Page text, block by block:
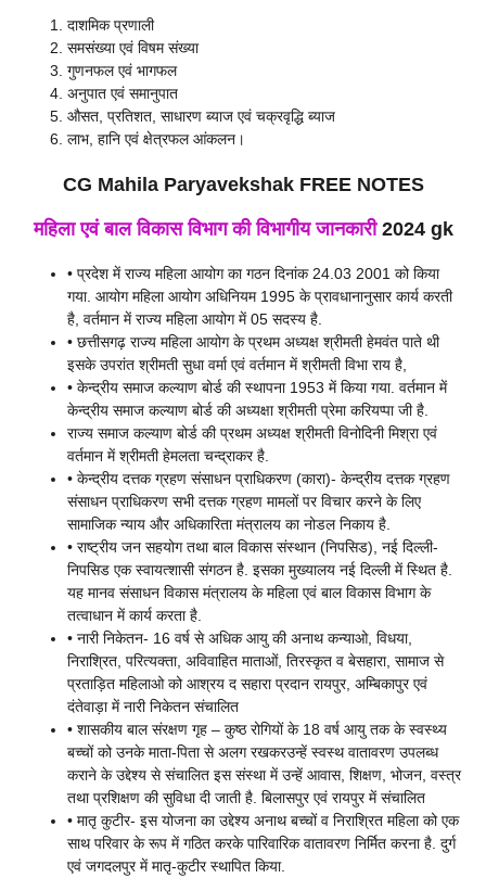
दाशमिक प्रणाली
समसंख्या एवं विषम संख्या
गुणनफल एवं भागफल
अनुपात एवं समानुपात
औसत, प्रतिशत, साधारण ब्याज एवं चक्रवृद्धि ब्याज
लाभ, हानि एवं क्षेत्रफल आंकलन।
CG Mahila Paryavekshak FREE NOTES
महिला एवं बाल विकास विभाग की विभागीय जानकारी2024 gk
• प्रदेश में राज्य महिला आयोग का गठन दिनांक 24.03 2001 को किया
गया. आयोग महिला आयोग अधिनियम 1995 के प्रावधानानुसार कार्य करती
है, वर्तमान में राज्य महिला आयोग में 05 सदस्य है.
• छत्तीसगढ़ राज्य महिला आयोग के प्रथम अध्यक्ष श्रीमती हेमवंत पाते थी
इसके उपरांत श्रीमती सुधा वर्मा एवं वर्तमान में श्रीमती विभा राय है,
• केन्द्रीय समाज कल्याण बोर्ड की स्थापना 1953 में किया गया. वर्तमान में
केन्द्रीय समाज कल्याण बोर्ड की अध्यक्षा श्रीमती प्रेमा करियप्पा जी है.
राज्य समाज कल्याण बोर्ड की प्रथम अध्यक्ष श्रीमती विनोदिनी मिश्रा एवं
वर्तमान में श्रीमती हेमलता चन्द्राकर है.
• केन्द्रीय दत्तक ग्रहण संसाधन प्राधिकरण (कारा)- केन्द्रीय दत्तक ग्रहण
संसाधन प्राधिकरण सभी दत्तक ग्रहण मामलों पर विचार करने के लिए
सामाजिक न्याय और अधिकारिता मंत्रालय का नोडल निकाय है.
• राष्ट्रीय जन सहयोग तथा बाल विकास संस्थान (निपसिड), नई दिल्ली-
निपसिड एक स्वायत्शासी संगठन है. इसका मुख्यालय नई दिल्ली में स्थित है.
यह मानव संसाधन विकास मंत्रालय के महिला एवं बाल विकास विभाग के
तत्वाधान में कार्य करता है.
• नारी निकेतन- 16 वर्ष से अधिक आयु की अनाथ कन्याओ, विधया,
निराश्रित, परित्यक्ता, अविवाहित माताओं, तिरस्कृत व बेसहारा, सामाज से
प्रताड़ित महिलाओ को आश्रय द सहारा प्रदान रायपुर, अम्बिकापुर एवं
दंतेवाड़ा में नारी निकेतन संचालित
• शासकीय बाल संरक्षण गृह – कुष्ठ रोगियों के 18 वर्ष आयु तक के स्वस्थ्य
बच्चों को उनके माता-पिता से अलग रखकरउन्हें स्वस्थ वातावरण उपलब्ध
कराने के उद्देश्य से संचालित इस संस्था में उन्हें आवास, शिक्षण, भोजन, वस्त्र
तथा प्रशिक्षण की सुविधा दी जाती है. बिलासपुर एवं रायपुर में संचालित
• मातृ कुटीर- इस योजना का उद्देश्य अनाथ बच्चों व निराश्रित महिला को एक
साथ परिवार के रूप में गठित करके पारिवारिक वातावरण निर्मित करना है. दुर्ग
एवं जगदलपुर में मातृ-कुटीर स्थापित किया.